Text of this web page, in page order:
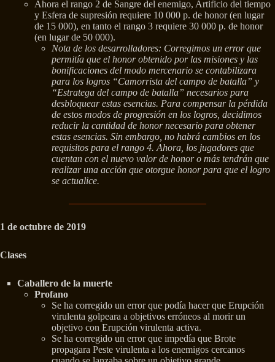
Ahora el rango 2 de Sangre del enemigo, Artificio del tiempo
y Esfera de supresión requiere 10 000 p. de honor (en lugar
de 15 000), en tanto el rango 3 requiere 30 000 p. de honor
(en lugar de 50 000).
Nota de los desarrolladores: Corregimos un error que
permitía que el honor obtenido por las misiones y las
bonificaciones del modo mercenario se contabilizara
para los logros “Camorrista del campo de batalla” y
“Estratega del campo de batalla” necesarios para
desbloquear estas esencias. Para compensar la pérdida
de estos modos de progresión en los logros, decidimos
reducir la cantidad de honor necesario para obtener
estas esencias. Sin embargo, no habrá cambios en los
requisitos para el rango 4. Ahora, los jugadores que
cuentan con el nuevo valor de honor o más tendrán que
realizar una acción que otorgue honor para que el logro
se actualice.
1 de octubre de 2019
Clases
Caballero de la muerte
Profano
Se ha corregido un error que podía hacer que Erupción
virulenta golpeara a objetivos erróneos al morir un
objetivo con Erupción virulenta activa.
Se ha corregido un error que impedía que Brote
propagara Peste virulenta a los enemigos cercanos